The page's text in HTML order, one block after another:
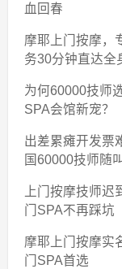
血回春
摩耶上门按摩，
务30分钟直达全
为何60000技师
SPA会馆新宠？
出差累瘫开发票
国60000技师随
上门按摩技师
门SPA不再踩坑
摩耶上门按摩实
门SPA首选